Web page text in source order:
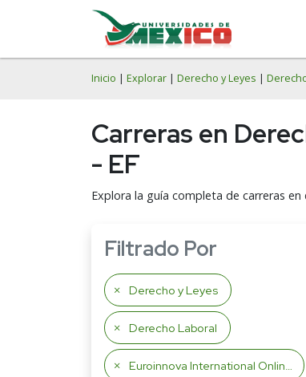
Inicio | Explorar | Derecho y Leyes |
Carreras en
- EF
Explora la guía completa de carreras
Filtrado Por
Derecho y Leyes
Derecho Laboral
Euroinnova International Online Education